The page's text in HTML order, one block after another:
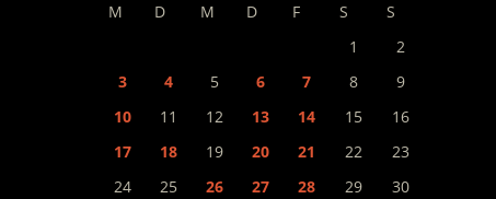
M D M D F S
S
1
2
3
4 5 6 7 8
9
10
11 12 13 14 15
16
17
18 19 20 21 22
23
24
25 26 27 28 29
30